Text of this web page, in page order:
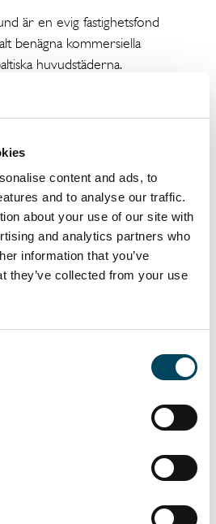
content and ads, to
and to analyse our traffic.
about your use of our site with
and analytics partners who
information that you’ve
they’ve collected from your use
är en evig fastighetsfond
benägna kommersiella
huvudstäderna.
alltfler institutionella
fastighetsinvesterare
prissättningen på
i huvudstäderna i
Malhotra, ansvarig
skapades 2016. Sedan
sammanlagt rest över 60